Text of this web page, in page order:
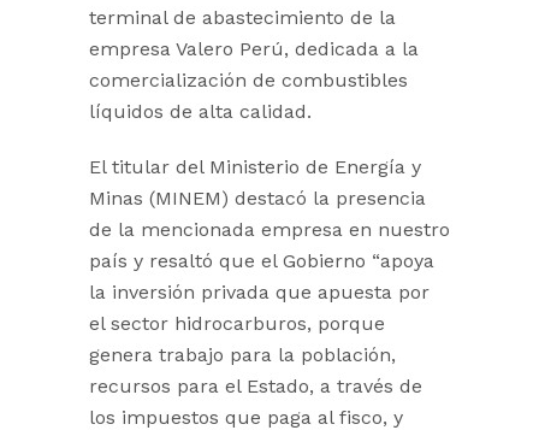
terminal de abastecimiento de la
empresa Valero Perú, dedicada a la
comercialización de combustibles
líquidos de alta calidad.
El titular del Ministerio de Energía y
Minas (MINEM) destacó la presencia
de la mencionada empresa en nuestro
país y resaltó que el Gobierno “apoya
la inversión privada que apuesta por
el sector hidrocarburos, porque
genera trabajo para la población,
recursos para el Estado, a través de
los impuestos que paga al fisco, y